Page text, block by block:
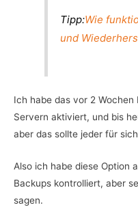
Tipp:Wie
und
Ich habe das vor 2
Servern aktiviert, und bis
aber das sollte jeder für
Also ich habe diese Option
Backups kontrolliert, aber
sagen.